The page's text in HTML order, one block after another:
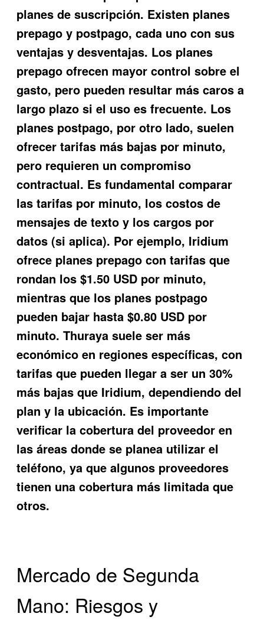
planes de suscripción. Existen planes
prepago y postpago, cada uno con sus
ventajas y desventajas. Los planes
prepago ofrecen mayor control sobre el
gasto, pero pueden resultar más caros a
largo plazo si el uso es frecuente. Los
planes postpago, por otro lado, suelen
ofrecer tarifas más bajas por minuto,
pero requieren un compromiso
contractual. Es fundamental comparar
las tarifas por minuto, los costos de
mensajes de texto y los cargos por
datos (si aplica). Por ejemplo, Iridium
ofrece planes prepago con tarifas que
rondan los $1.50 USD por minuto,
mientras que los planes postpago
pueden bajar hasta $0.80 USD por
minuto. Thuraya suele ser más
económico en regiones específicas, con
tarifas que pueden llegar a ser un 30%
más bajas que Iridium, dependiendo del
plan y la ubicación. Es importante
verificar la cobertura del proveedor en
las áreas donde se planea utilizar el
teléfono, ya que algunos proveedores
tienen una cobertura más limitada que
otros.
Mercado de Segunda
Mano: Riesgos y